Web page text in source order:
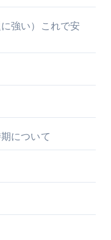
強い）これで安
について